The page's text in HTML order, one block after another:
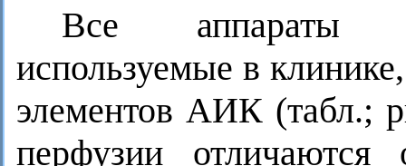
Все аппараты
используемые в
элементов АИК (табл.;
перфузии